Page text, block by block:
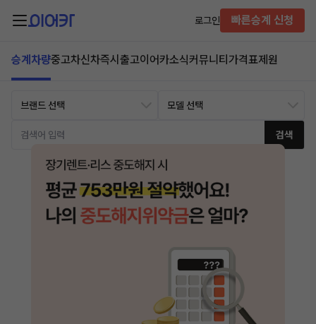
로그인 빠른승계 신청
승계차량중고차신차즉시출고이어카소식커뮤니티 가격표제원
검색